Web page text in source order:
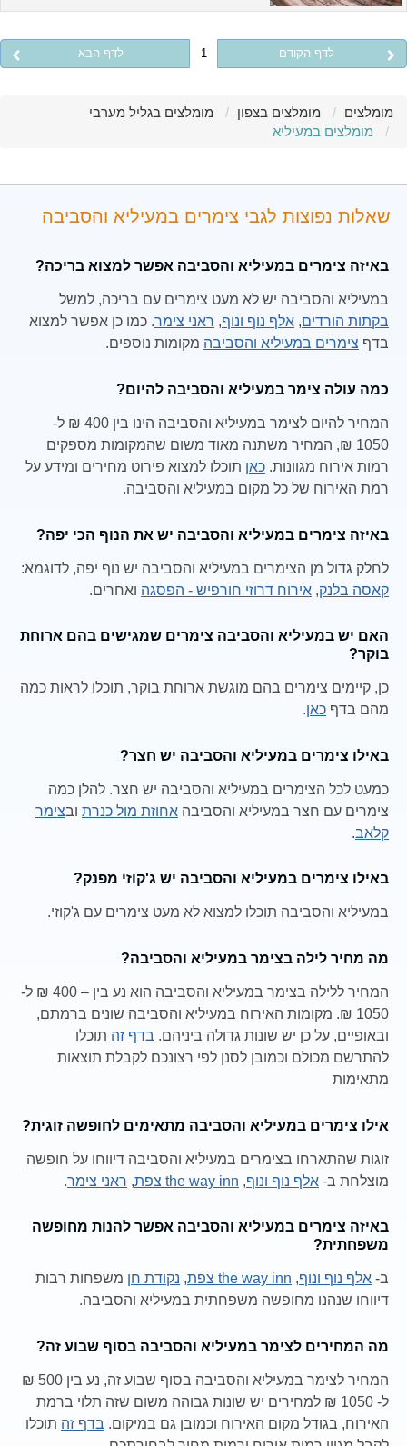
לדף הקודם 1 לדף הבא
מומלצים מומלצים בצפון
מומלצים בגליל מערבי
מומלצים במעיליא
שאלות נפוצות לגבי צימרים במעיליא והסביבה
באיזה צימרים במעיליא והסביבה אפשר למצוא בריכה?
במעיליא והסביבה יש לא מעט צימרים עם בריכה, למשל
בקתות הורדים, אלף נוף ונוף, ראני צימר. כמו כן אפשר למצוא
בדף צימרים במעיליא והסביבה מקומות נוספים.
כמה עולה צימר במעיליא והסביבה להיום?
המחיר להיום לצימר במעיליא והסביבה הינו בין 400 ₪ ל-
1050 ₪, המחיר משתנה מאוד משום שהמקומות מספקים
רמות אירוח מגוונות. כאן תוכלו למצוא פירוט מחירים ומידע על
רמת האירוח של כל מקום במעיליא והסביבה.
באיזה צימרים במעיליא והסביבה יש את הנוף הכי יפה?
לחלק גדול מן הצימרים במעיליא והסביבה יש נוף יפה, לדוגמא:
קאסה בלנק, אירוח דרוזי חורפיש - הפסגה ואחרים.
האם יש במעיליא והסביבה צימרים שמגישים בהם ארוחת
בוקר?
כן, קיימים צימרים בהם מוגשת ארוחת בוקר, תוכלו לראות כמה
מהם בדף כאן.
באילו צימרים במעיליא והסביבה יש חצר?
כמעט לכל הצימרים במעיליא והסביבה יש חצר. להלן כמה
צימרים עם חצר במעיליא והסביבה אחוזת מול כנרת ובצימר
קלאב.
באילו צימרים במעיליא והסביבה יש ג'קוזי מפנק?
במעיליא והסביבה תוכלו למצוא לא מעט צימרים עם ג'קוזי.
מה מחיר לילה בצימר במעיליא והסביבה?
המחיר ללילה בצימר במעיליא והסביבה הוא נע בין – 400 ₪ ל-
1050 ₪. מקומות האירוח במעיליא והסביבה שונים ברמתם,
ובאופיים, על כן יש שונות גדולה ביניהם. בדף זה תוכלו
להתרשם מכולם וכמובן לסנן לפי רצונכם לקבלת תוצאות
מתאימות
אילו צימרים במעיליא והסביבה מתאימים לחופשה זוגית?
זוגות שהתארחו בצימרים במעיליא והסביבה דיווחו על חופשה
מוצלחת ב- אלף נוף ונוף, the way inn צפת , ראני צימר.
באיזה צימרים במעיליא והסביבה אפשר להנות מחופשה
משפחתית?
ב- אלף נוף ונוף, the way inn צפת , נקודת חן משפחות רבות
דיווחו שנהנו מחופשה משפחתית במעיליא והסביבה.
מה המחירים לצימר במעיליא והסביבה בסוף שבוע זה?
המחיר לצימר במעיליא והסביבה בסוף שבוע זה, נע בין 500 ₪
ל- 1050 ₪ למחירים יש שונות גבוהה משום שזה תלוי ברמת
האירוח, בגודל מקום האירוח וכמובן גם במיקום. בדף זה תוכלו